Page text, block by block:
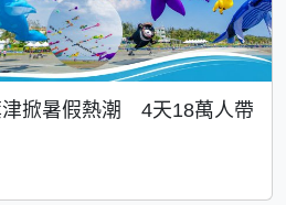
津掀暑假熱潮 4天18萬人帶